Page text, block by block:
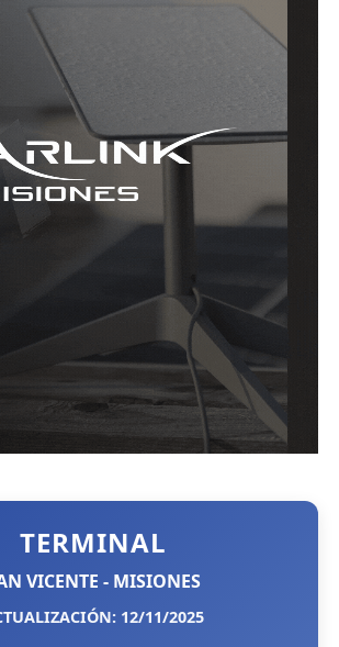
TERMINAL
VICENTE - MISIONES
12/11/2025